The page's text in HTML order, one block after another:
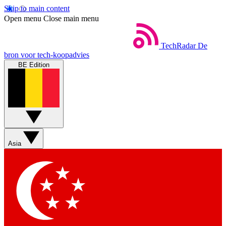
Skip to main content
Open menu Close main menu
TechRadar De
bron voor tech-koopadvies
BE Edition
Asia